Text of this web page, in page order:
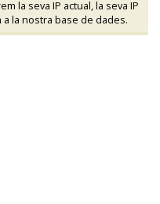
la seva IP actual, la seva IP
a la nostra base de dades.